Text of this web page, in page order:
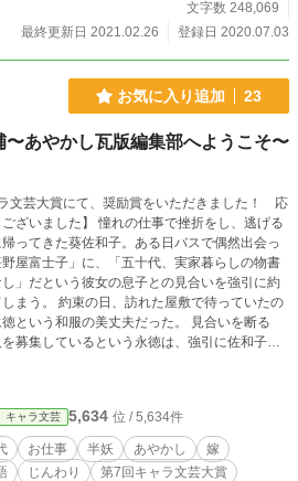
文字数 248,069
最終更新日 2021.02.26
登録日 2020.07.03
お気に入り追加 23
あやかし瓦版編集部へようこそ〜
ラ文芸大賞にて、奨励賞をいただきました！ 応
憧れの仕事で挫折をし、逃げる
ってきた葵佐和子。ある日バスで偶然出会っ
屋富士子」に、「五十代、実家暮らしの物書
」だという彼女の息子との見合いを強引に約
た屋敷で待っていたの
という和服の美丈夫だった。 見合いを断る
募集しているという永徳は、強引に佐和子を
しかし、「職場見学」と称して案内された屋
イン」の編集部。 見合いは断ったとい
補」扱いをやめない永徳、個性豊かなあやか
ながら、あやかし瓦版の仕事を通して、佐和
取り戻していく。
キャラ文芸 5,634 位 / 5,634件
お仕事 半妖 あやかし
嫁
じんわり 第7回キャラ文芸大賞